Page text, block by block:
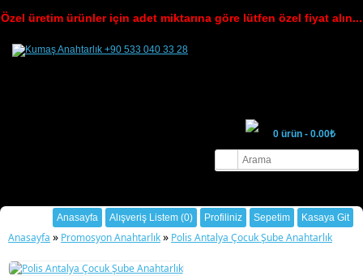
Özel üretim ürünler için adet miktarına göre lütfen özel fiyat alın...
0 ürün - 0.00₺
Anasayfa
Alışveriş Listem (0) Profiliniz Sepetim Kasaya Git
Anasayfa » Promosyon Anahtarlık» Polis Antalya Çocuk Şube Anahtarlık